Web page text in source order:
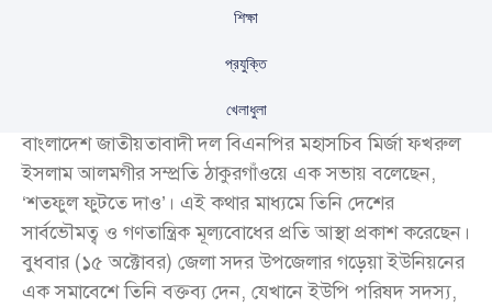
শিক্ষা
প্রযুক্তি
খেলাধুলা
বাংলাদেশ জাতীয়তাবাদী দল বিএনপির মহাসচিব মির্জা ফখরুল
ইসলাম আলমগীর সম্প্রতি ঠাকুরগাঁওয়ে এক সভায় বলেছেন,
‘শতফুল ফুটতে দাও’। এই কথার মাধ্যমে তিনি দেশের
সার্বভৌমত্ব ও গণতান্ত্রিক মূল্যবোধের প্রতি আস্থা প্রকাশ করেছেন।
বুধবার (১৫ অক্টোবর) জেলা সদর উপজেলার গড়েয়া ইউনিয়নের
এক সমাবেশে তিনি বক্তব্য দেন, যেখানে ইউপি পরিষদ সদস্য,